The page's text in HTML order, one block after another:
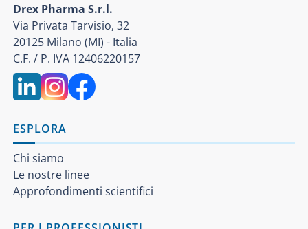
Drex Pharma S.r.l.
Via Privata Tarvisio, 32
20125 Milano (MI) - Italia
C.F. / P. IVA 12406220157
ESPLORA
Chi siamo
Le nostre linee
Approfondimenti scientifici